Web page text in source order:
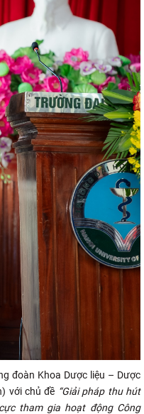
đoàn Khoa Dược liệu – Dược
với chủ đề “Giải pháp thu hút
tham gia hoạt động Công